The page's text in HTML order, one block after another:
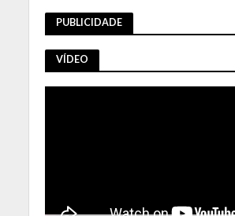
PUBLICIDADE
VÍDEO